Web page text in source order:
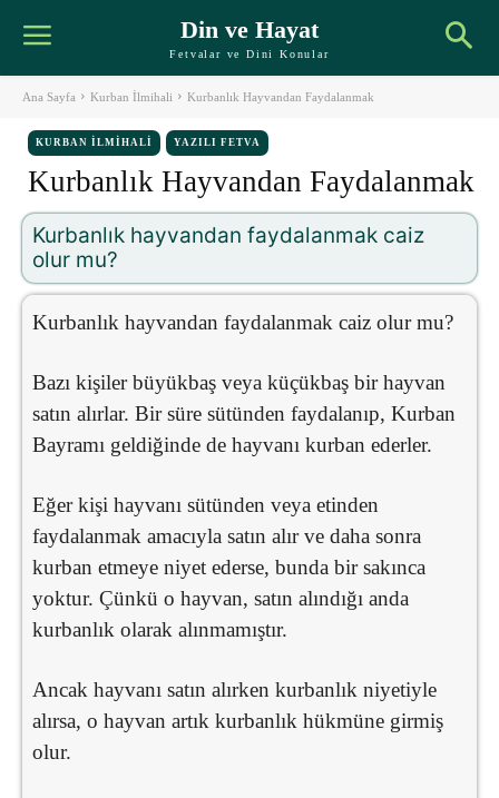
Din ve Hayat
Fetvalar ve Dini Konular
Ana Sayfa Kurban İlmihali Kurbanlık Hayvandan Faydalanmak
KURBAN İLMIHALI YAZILI FETVA
Kurbanlık Hayvandan Faydalanmak
Kurbanlık hayvandan faydalanmak caiz
olur mu?
Kurbanlık hayvandan faydalanmak caiz olur mu?
Bazı kişiler büyükbaş veya küçükbaş bir hayvan
satın alırlar. Bir süre sütünden faydalanıp, Kurban
Bayramı geldiğinde de hayvanı kurban ederler.
Eğer kişi hayvanı sütünden veya etinden
faydalanmak amacıyla satın alır ve daha sonra
kurban etmeye niyet ederse, bunda bir sakınca
yoktur. Çünkü o hayvan, satın alındığı anda
kurbanlık olarak alınmamıştır.
Ancak hayvanı satın alırken kurbanlık niyetiyle
alırsa, o hayvan artık kurbanlık hükmüne girmiş
olur.